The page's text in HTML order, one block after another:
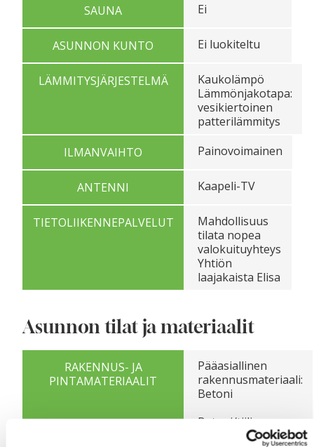
SAUNA Ei
ASUNNON KUNTO Ei luokiteltu
LÄMMITYSJÄRJESTELMÄ
Kaukolämpö
Lämmönjakotapa:
vesikiertoinen
patterilämmitys
ILMANVAIHTO
Painovoimainen
ANTENNI Kaapeli-TV
TIETOLIIKENNEPALVELUT
Mahdollisuus
tilata nopea
valokuituyhteys
Yhtiön
laajakaista Elisa
Asunnon tilat ja materiaalit
RAKENNUS- JA
PINTAMATERIAALIT
Pääasiallinen
rakennusmateriaali:
Betoni
Betoni/tiili